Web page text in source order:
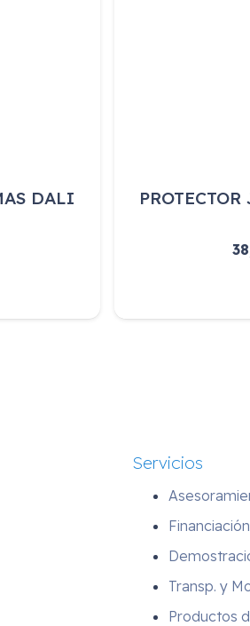
DALI
Servicios
Transp. y
Productos